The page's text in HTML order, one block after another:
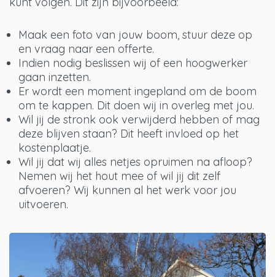
Maak een foto van jouw boom, stuur deze op
en vraag naar een offerte.
Indien nodig beslissen wij of een hoogwerker
gaan inzetten.
Er wordt een moment ingepland om de boom
om te kappen. Dit doen wij in overleg met jou.
Wil jij de stronk ook verwijderd hebben of mag
deze blijven staan? Dit heeft invloed op het
kostenplaatje.
Wil jij dat wij alles netjes opruimen na afloop?
Nemen wij het hout mee of wil jij dit zelf
afvoeren? Wij kunnen al het werk voor jou
uitvoeren.